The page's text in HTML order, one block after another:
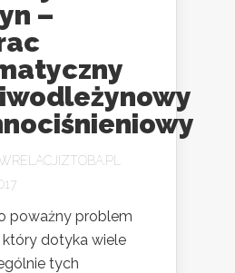
–
poważny problem
dotyka wiele
tych